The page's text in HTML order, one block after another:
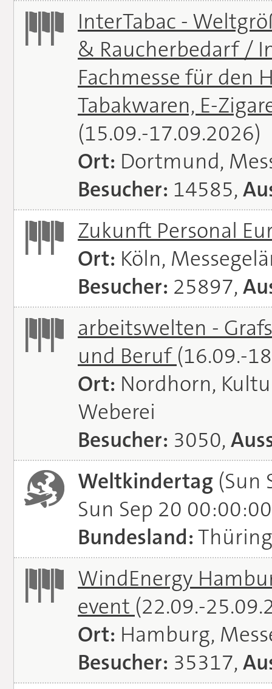
InterTabac -
& Raucherbedarf /
Fachmesse für den
Tabakwaren, E-
(15.09.-17.09.2026)
Ort: Dortmund,
Besucher: 14585,
Zukunft Personal
Ort: Köln,
Besucher: 25897,
arbeitswelten -
und Beruf (16.09.-
Ort: Nordhorn,
Weberei
Besucher: 3050,
Weltkindertag (Sun
Sun Sep 20
Bundesland:
WindEnergy
event (22.09.-
Ort: Hamburg,
Besucher: 35317,